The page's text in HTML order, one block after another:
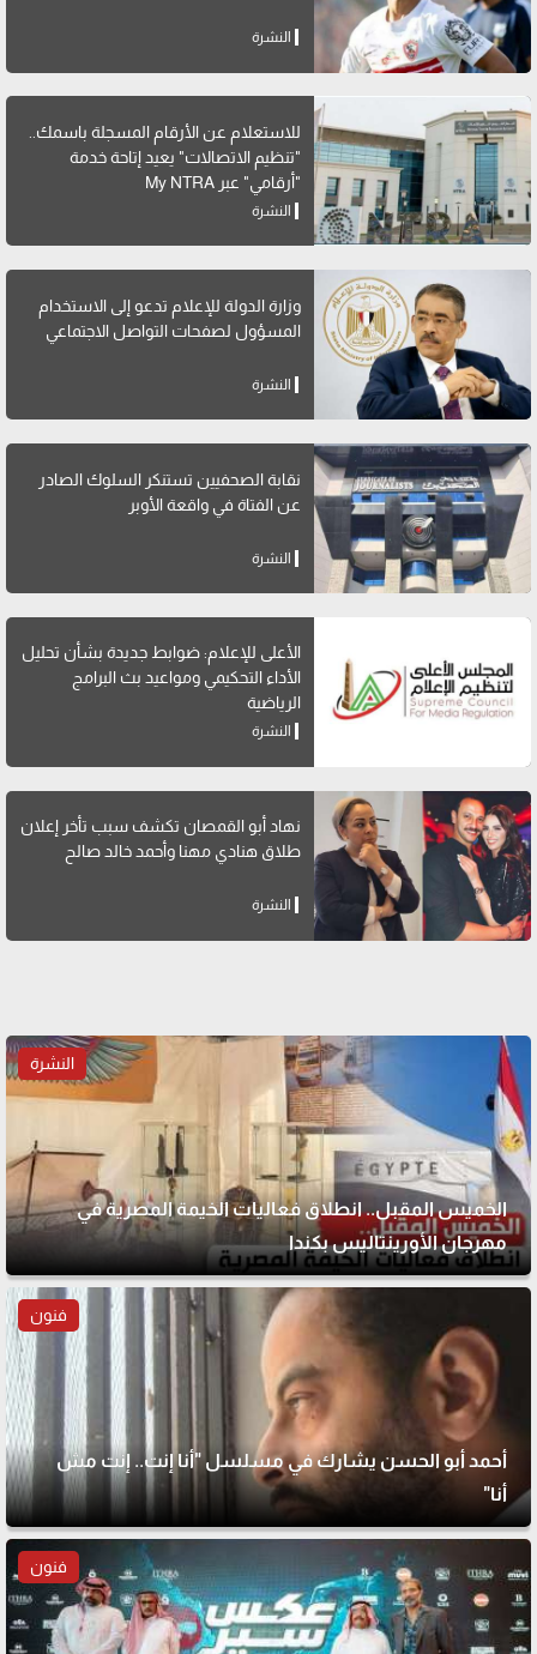
النشرة
للاستعلام عن الأرقام المسجلة باسمك..
"تنظيم الاتصالات" يعيد إتاحة خدمة
"أرقامي" عبر My NTRA
النشرة
وزارة الدولة للإعلام تدعو إلى الاستخدام
المسؤول لصفحات التواصل الاجتماعي
النشرة
نقابة الصحفيين تستنكر السلوك الصادر
عن الفتاة في واقعة الأوبر
النشرة
الأعلى للإعلام: ضوابط جديدة بشأن تحليل
الأداء التحكيمي ومواعيد بث البرامج
الرياضية
النشرة
نهاد أبو القمصان تكشف سبب تأخر إعلان
طلاق هنادي مهنا وأحمد خالد صالح
النشرة
النشرة
الخميس المقبل.. انطلاق فعاليات الخيمة المصرية في
مهرجان الأورينتاليس بكندا
فنون
أحمد أبو الحسن يشارك في مسلسل "أنا إنت.. إنت مش
أنا"
فنون